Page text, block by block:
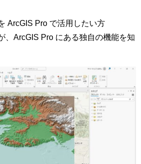
ArcGIS Pro で活用したい方
、ArcGIS Pro にある独自の機能を知